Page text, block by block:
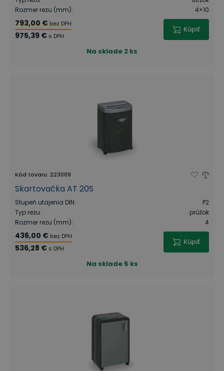
Rozmer rezu (mm): 4×10
793,00 € bez DPH
975,39 € s DPH
Kúpiť
Na sklade 2 ks
Kód tovaru: 223009
Skartovačka AT 20S
Stupeň utajenia DIN:
P2
Typ rezu:
prúžok
Rozmer rezu (mm): 4
436,00 € bez DPH
536,28 € s DPH
Kúpiť
Na sklade 5 ks